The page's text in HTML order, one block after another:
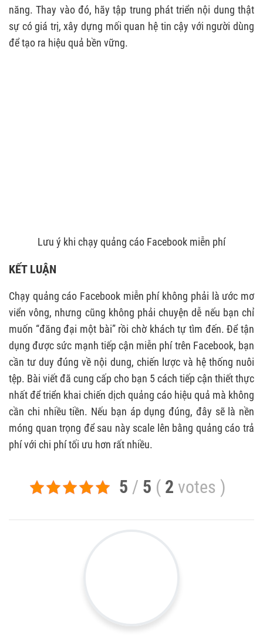
năng. Thay vào đó, hãy tập trung phát triển nội dung thật
sự có giá trị, xây dựng mối quan hệ tin cậy với người dùng
để tạo ra hiệu quả bền vững.
Lưu ý khi chạy quảng cáo Facebook miễn phí
KẾT LUẬN
Chạy quảng cáo Facebook miễn phí không phải là ước mơ
viển vông, nhưng cũng không phải chuyện dễ nếu bạn chỉ
muốn “đăng đại một bài” rồi chờ khách tự tìm đến. Để tận
dụng được sức mạnh tiếp cận miễn phí trên Facebook, bạn
cần tư duy đúng về nội dung, chiến lược và hệ thống nuôi
tệp. Bài viết đã cung cấp cho bạn 5 cách tiếp cận thiết thực
nhất để triển khai chiến dịch quảng cáo hiệu quả mà không
cần chi nhiều tiền. Nếu bạn áp dụng đúng, đây sẽ là nền
móng quan trọng để sau này scale lên bằng quảng cáo trả
phí với chi phí tối ưu hơn rất nhiều.
5 / 5 ( 2 votes )